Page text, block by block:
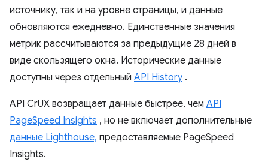
источнику, так и на уровне страницы, и данные
обновляются ежедневно. Единственные значения
метрик рассчитываются за предыдущие 28 дней в
виде скользящего окна. Исторические данные
доступны через отдельный API History .
API CrUX возвращает данные быстрее, чем API
PageSpeed ​​Insights , но не включает дополнительные
данные Lighthouse, предоставляемые PageSpeed ​​
Insights.